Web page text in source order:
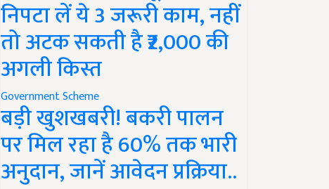
निपटा लें ये 3 जरूरी काम, नहीं
तो अटक सकती है ₹2,000 की
अगली किस्त
Government Scheme
बड़ी खुशखबरी! बकरी पालन
पर मिल रहा है 60% तक भारी
अनुदान, जानें आवेदन प्रक्रिया..